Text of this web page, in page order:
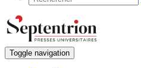
Toggle navigation